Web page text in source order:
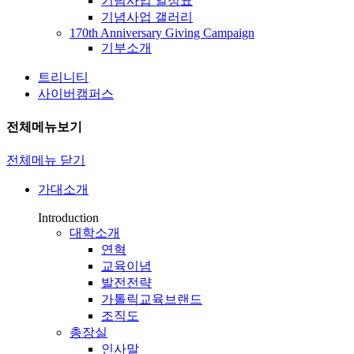
기념사업 갤러리
170th Anniversary Giving Campaign
기부소개
트리니티
사이버캠퍼스
전체메뉴보기
전체메뉴 닫기
가대소개
Introduction
대학소개
연혁
교육이념
발전전략
가톨릭교육브랜드
조직도
총장실
인사말